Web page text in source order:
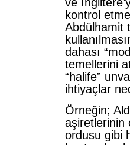
ve
kontrol
Abdülhamit
dahası
temellerini
“halife”
ihtiyaçlar
Örneğin;
aşiretlerinin
ordusu gibi